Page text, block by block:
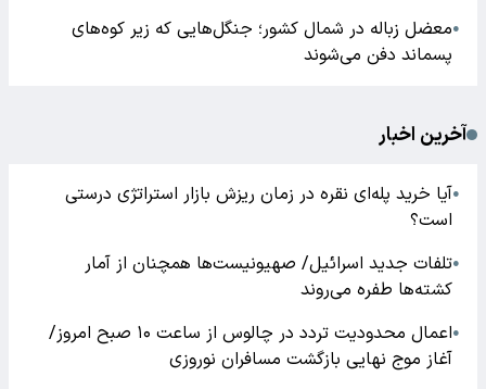
●معضل زباله در شمال کشور؛ جنگل‌هایی که زیر کوه‌های
پسماند دفن می‌شوند
آخرین اخبار
●آیا خرید پله‌ای نقره در زمان ریزش بازار استراتژی درستی
است؟
●تلفات جدید اسرائیل/ صهیونیست‌ها همچنان از آمار
کشته‌ها طفره می‌روند
●
اعمال محدودیت تردد در چالوس از ساعت ۱۰ صبح امروز/
آغاز موج نهایی بازگشت مسافران نوروزی